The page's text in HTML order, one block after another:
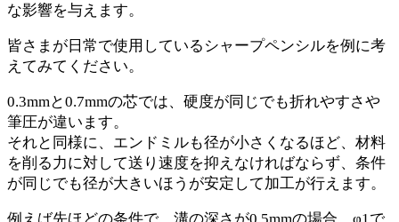
な影響を与えます。
皆さまが日常で使用しているシャープペンシルを例に考
えてみてください。
0.3mmと0.7mmの芯では、硬度が同じでも折れやすさや
筆圧が違います。
それと同様に、エンドミルも径が小さくなるほど、材料
を削る力に対して送り速度を抑えなければならず、条件
が同じでも径が大きいほうが安定して加工が行えます。
例えば先ほどの条件で、溝の深さが0.5mmの場合、φ1で